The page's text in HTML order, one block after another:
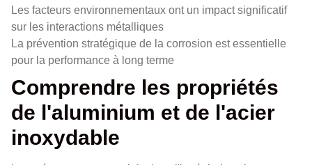
Les facteurs environnementaux ont un impact significatif
sur les interactions métalliques
La prévention stratégique de la corrosion est essentielle
pour la performance à long terme
Comprendre les propriétés
de l'aluminium et de l'acier
inoxydable